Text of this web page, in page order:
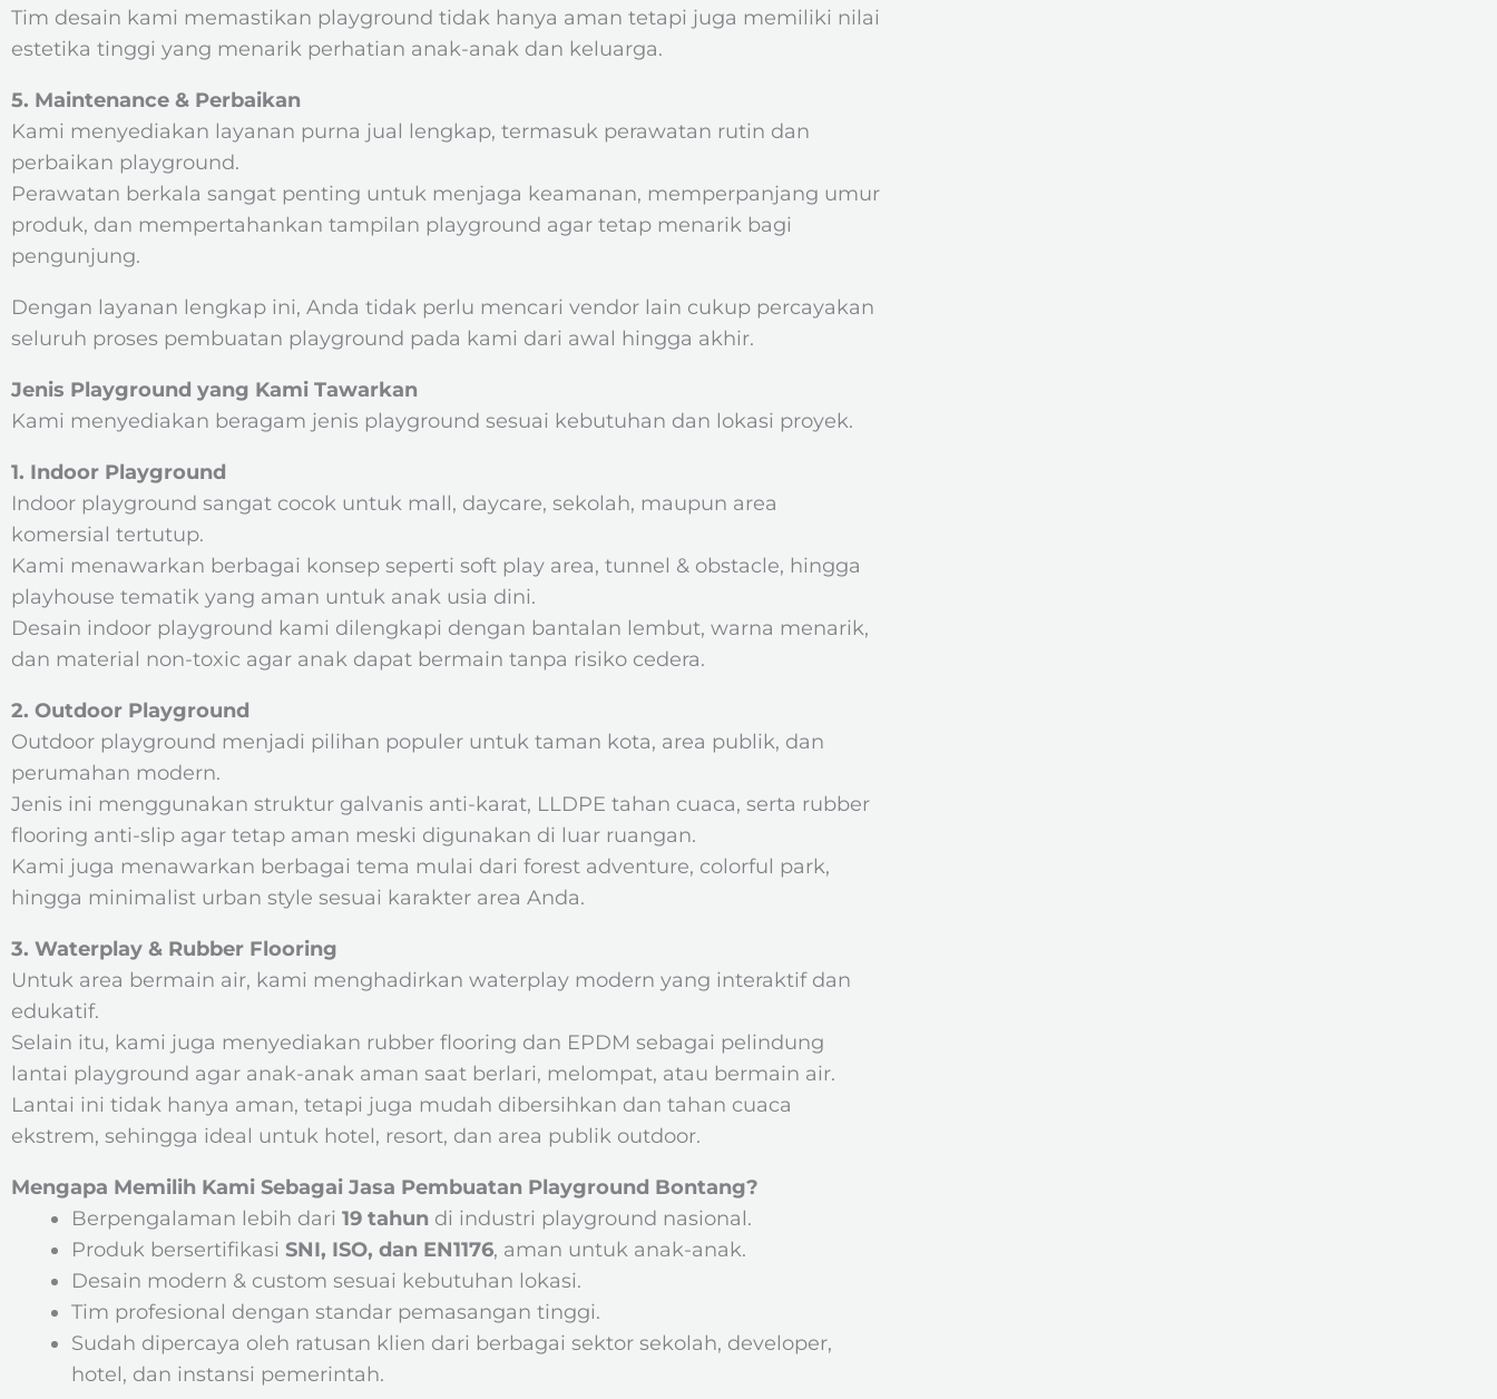
Tim desain kami memastikan playground tidak hanya aman tetapi juga memiliki nilai
estetika tinggi yang menarik perhatian anak-anak dan keluarga.
5. Maintenance & Perbaikan
Kami menyediakan layanan purna jual lengkap, termasuk perawatan rutin dan
perbaikan playground.
Perawatan berkala sangat penting untuk menjaga keamanan, memperpanjang umur
produk, dan mempertahankan tampilan playground agar tetap menarik bagi
pengunjung.
Dengan layanan lengkap ini, Anda tidak perlu mencari vendor lain cukup percayakan
seluruh proses pembuatan playground pada kami dari awal hingga akhir.
Jenis Playground yang Kami Tawarkan
Kami menyediakan beragam jenis playground sesuai kebutuhan dan lokasi proyek.
1. Indoor Playground
Indoor playground sangat cocok untuk mall, daycare, sekolah, maupun area
komersial tertutup.
Kami menawarkan berbagai konsep seperti soft play area, tunnel & obstacle, hingga
playhouse tematik yang aman untuk anak usia dini.
Desain indoor playground kami dilengkapi dengan bantalan lembut, warna menarik,
dan material non-toxic agar anak dapat bermain tanpa risiko cedera.
2. Outdoor Playground
Outdoor playground menjadi pilihan populer untuk taman kota, area publik, dan
perumahan modern.
Jenis ini menggunakan struktur galvanis anti-karat, LLDPE tahan cuaca, serta rubber
flooring anti-slip agar tetap aman meski digunakan di luar ruangan.
Kami juga menawarkan berbagai tema mulai dari forest adventure, colorful park,
hingga minimalist urban style sesuai karakter area Anda.
3. Waterplay & Rubber Flooring
Untuk area bermain air, kami menghadirkan waterplay modern yang interaktif dan
edukatif.
Selain itu, kami juga menyediakan rubber flooring dan EPDM sebagai pelindung
lantai playground agar anak-anak aman saat berlari, melompat, atau bermain air.
Lantai ini tidak hanya aman, tetapi juga mudah dibersihkan dan tahan cuaca
ekstrem, sehingga ideal untuk hotel, resort, dan area publik outdoor.
Mengapa Memilih Kami Sebagai Jasa Pembuatan Playground Bontang?
Berpengalaman lebih dari 19 tahun di industri playground nasional.
Produk bersertifikasi SNI, ISO, dan EN1176, aman untuk anak-anak.
Desain modern & custom sesuai kebutuhan lokasi.
Tim profesional dengan standar pemasangan tinggi.
Sudah dipercaya oleh ratusan klien dari berbagai sektor sekolah, developer,
hotel, dan instansi pemerintah.